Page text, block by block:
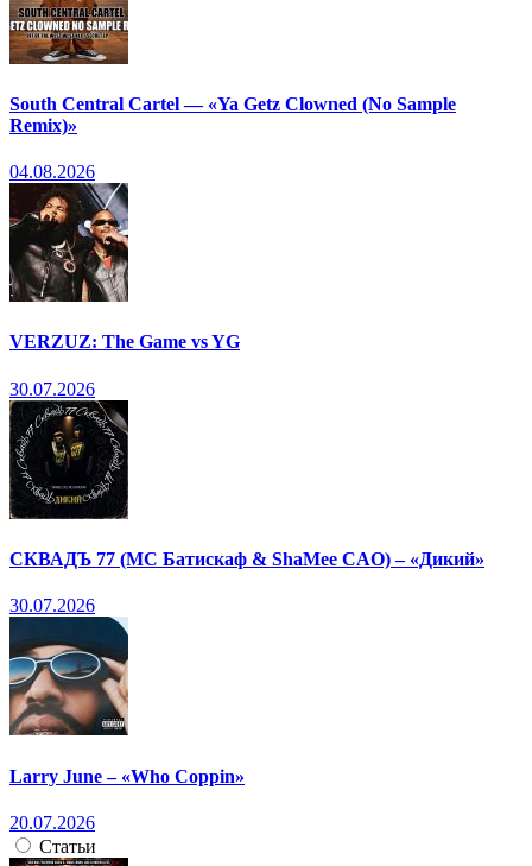
South Central Cartel — «Ya Getz Clowned (No Sample
Remix)»
04.08.2026
VERZUZ: The Game vs YG
30.07.2026
СКВАДЪ 77 (МС Батискаф & ShaMee CAO) – «Дикий»
30.07.2026
Larry June – «Who Coppin»
20.07.2026
Статьи